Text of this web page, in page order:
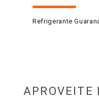
Refrigerante
APROVEITE